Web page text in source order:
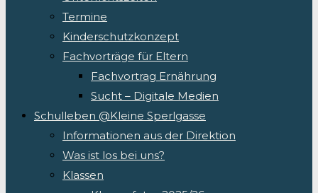
Termine
Kinderschutzkonzept
Fachvorträge für Eltern
Fachvortrag Ernährung
Sucht – Digitale Medien
Schulleben @Kleine Sperlgasse
Informationen aus der Direktion
Was ist los bei uns?
Klassen